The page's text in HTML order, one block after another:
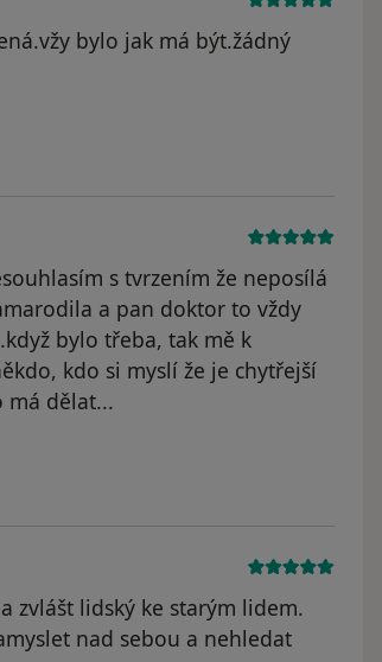
bylo jak má být.žádný
s tvrzením že neposílá
a pan doktor to vždy
bylo třeba, tak mě k
kdo si myslí že je chytřejší
má dělat...
zvlášt lidský ke starým lidem.
nad sebou a nehledat